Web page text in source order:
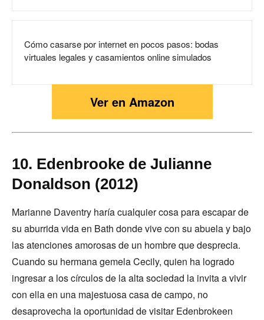
Cómo casarse por internet en pocos pasos: bodas
virtuales legales y casamientos online simulados
Ver en Amazon
10. Edenbrooke de Julianne
Donaldson (2012)
Marianne Daventry haría cualquier cosa para escapar de
su aburrida vida en Bath donde vive con su abuela y bajo
las atenciones amorosas de un hombre que desprecia.
Cuando su hermana gemela Cecily, quien ha logrado
ingresar a los círculos de la alta sociedad la invita a vivir
con ella en una majestuosa casa de campo, no
desaprovecha la oportunidad de visitar Edenbrokeen